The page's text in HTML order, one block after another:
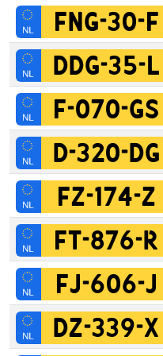
FNG-30-F
DDG-35-L
F-070-GS
D-320-DG
FZ-174-Z
FT-876-R
FJ-606-J
DZ-339-X